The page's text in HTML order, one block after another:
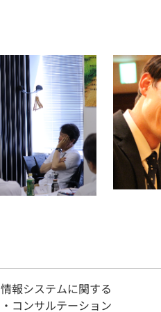
情報システムに関する
・コンサルテーション